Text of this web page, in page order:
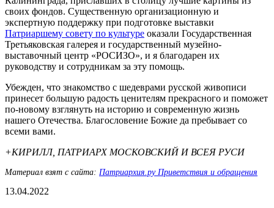
своих фондов. Существенную организационную и
экспертную поддержку при подготовке выставки
Патриаршему совету по культуре оказали Государственная
Третьяковская галерея и государственный музейно-
выставочный центр «РОСИЗО», и я благодарен их
руководству и сотрудникам за эту помощь.
Убежден, что знакомство с шедеврами русской живописи
принесет большую радость ценителям прекрасного и поможет
по-новому взглянуть на историю и современную жизнь
нашего Отечества. Благословение Божие да пребывает со
всеми вами.
+КИРИЛЛ, ПАТРИАРХ МОСКОВСКИЙ И ВСЕЯ РУСИ
Материал взят с сайта: Патриархия.ру Приветствия и обращения
13.04.2022